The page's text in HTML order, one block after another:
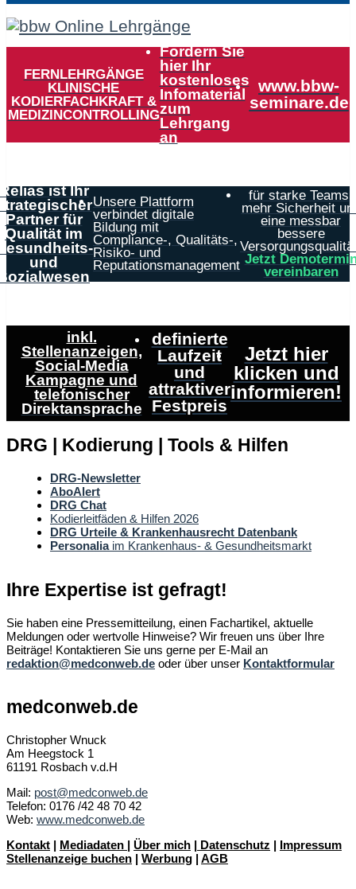
FERNLEHRGÄNGE
KLINISCHE
KODIERFACHKRAFT &
MEDIZINCONTROLLING
Fordern Sie
hier Ihr
kostenloses
Infomaterial
zum
Lehrgang
an
www.bbw-
seminare.de
ist Ihr
Partner für
Qualität im
und
Unsere Plattform
verbindet digitale
Bildung mit
Compliance-, Qualitäts-,
Risiko- und
Reputationsmanagement
für starke Teams,
mehr Sicherheit
eine messbar
bessere
Jetzt
vereinbaren
inkl.
Stellenanzeigen,
Social-Media
Kampagne und
telefonischer
Direktansprache
definierte
Laufzeit
und
attraktiver
Festpreis
Jetzt hier
klicken und
informieren!
DRG | Kodierung | Tools & Hilfen
DRG-Newsletter
AboAlert
DRG Chat
Kodierleitfäden & Hilfen 2026
DRG Urteile & Krankenhausrecht Datenbank
Personaliaim Krankenhaus- & Gesundheitsmarkt
Ihre Expertise ist gefragt!
Sie haben eine Pressemitteilung, einen Fachartikel, aktuelle
Meldungen oder wertvolle Hinweise? Wir freuen uns über Ihre
Beiträge! Kontaktieren Sie uns gerne per E-Mail an
redaktion@medconweb.de oder über unser Kontaktformular
medconweb.de
Christopher Wnuck
Am Heegstock 1
61191 Rosbach v.d.H
Mail: post@medconweb.de
Telefon: 0176 /42 48 70 42
Web: www.medconweb.de
Kontakt | Mediadaten | Über mich | Datenschutz | Impressum
Stellenanzeige buchen | Werbung | AGB